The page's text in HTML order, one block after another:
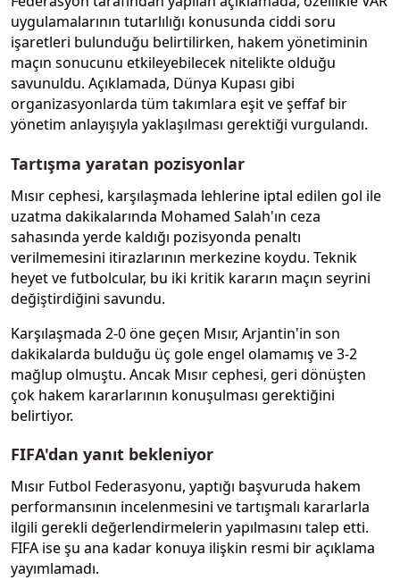
uygulamalarının tutarlılığı konusunda ciddi soru
işaretleri bulunduğu belirtilirken, hakem yönetiminin
maçın sonucunu etkileyebilecek nitelikte olduğu
savunuldu. Açıklamada, Dünya Kupası gibi
organizasyonlarda tüm takımlara eşit ve şeffaf bir
yönetim anlayışıyla yaklaşılması gerektiği vurgulandı.
Tartışma yaratan pozisyonlar
Mısır cephesi, karşılaşmada lehlerine iptal edilen gol ile
uzatma dakikalarında Mohamed Salah'ın ceza
sahasında yerde kaldığı pozisyonda penaltı
verilmemesini itirazlarının merkezine koydu. Teknik
heyet ve futbolcular, bu iki kritik kararın maçın seyrini
değiştirdiğini savundu.
Karşılaşmada 2-0 öne geçen Mısır, Arjantin'in son
dakikalarda bulduğu üç gole engel olamamış ve 3-2
mağlup olmuştu. Ancak Mısır cephesi, geri dönüşten
çok hakem kararlarının konuşulması gerektiğini
belirtiyor.
FIFA'dan yanıt bekleniyor
Mısır Futbol Federasyonu, yaptığı başvuruda hakem
performansının incelenmesini ve tartışmalı kararlarla
ilgili gerekli değerlendirmelerin yapılmasını talep etti.
FIFA ise şu ana kadar konuya ilişkin resmi bir açıklama
yayımlamadı.